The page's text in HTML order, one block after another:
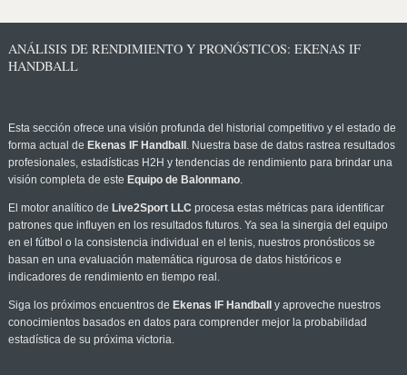
ANÁLISIS DE RENDIMIENTO Y PRONÓSTICOS: EKENAS IF
HANDBALL
Esta sección ofrece una visión profunda del historial competitivo y el estado de
forma actual de Ekenas IF Handball . Nuestra base de datos rastrea resultados
profesionales, estadísticas H2H y tendencias de rendimiento para brindar una
visión completa de este Equipo de Balonmano.
El motor analítico de Live2Sport LLC procesa estas métricas para identificar
patrones que influyen en los resultados futuros. Ya sea la sinergia del equipo
en el fútbol o la consistencia individual en el tenis, nuestros pronósticos se
basan en una evaluación matemática rigurosa de datos históricos e
indicadores de rendimiento en tiempo real.
Siga los próximos encuentros de Ekenas IF Handball
y aproveche nuestros
conocimientos basados en datos para comprender mejor la probabilidad
estadística de su próxima victoria.